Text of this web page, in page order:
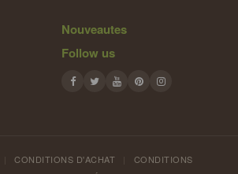
Nouveautes
Follow us
CONDITIONS D'ACHAT
CONDITIONS